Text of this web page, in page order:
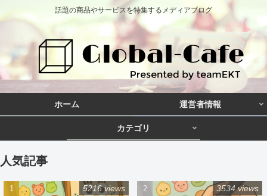
話題の商品やサービスを特集するメディアブログ
ホーム 運営者情報
カテゴリ
人気記事
5216 views 3534 views